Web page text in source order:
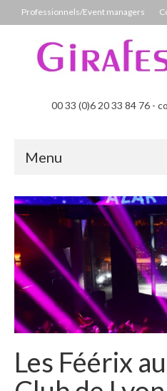
Professionnels/Event managers
00 33 (0)6 20 33 84 76 -
Menu
Les Chromatix, spécial Carnaval
Contact
Professionnels/Event managers
Les Danseuses Bulles
Les Féérix